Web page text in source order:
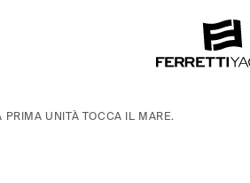
PRIMA UNITÀ TOCCA IL MARE.